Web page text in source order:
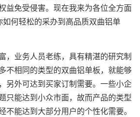
益免受侵害。现在我来为各位全方面
何轻松的采办到高品质双曲铝单
，业务人员老练，具有精湛的研究制
不相同的类型的双曲铝单板，就能够
另外可达到买家订制需要。一些小企
只能达到小众市面，故而产品的类型
不能达到大部分用户的个性化需要。